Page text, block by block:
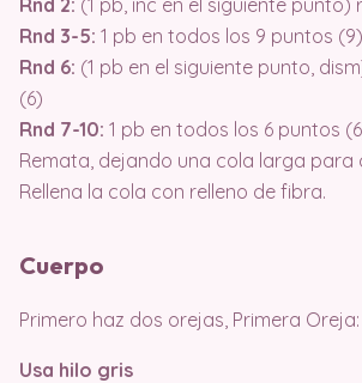
Rnd 2: (1 pb, inc en el siguiente punto)
Rnd 3-5: 1 pb en todos los 9 puntos (9)
Rnd 6: (1 pb en el siguiente punto,
(6)
Rnd 7-10: 1 pb en todos los 6 puntos
Remata, dejando una cola larga para
Rellena la cola con relleno de fibra.
Cuerpo
Primero haz dos orejas, Primera Oreja:
Usa hilo gris